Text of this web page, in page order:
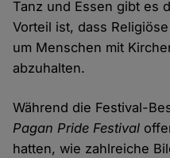
Tanz und Essen gibt es
Vorteil ist, dass
um Menschen mit
abzuhalten.
Während die Festival-
Pagan Pride Festival
hatten, wie zahlreiche